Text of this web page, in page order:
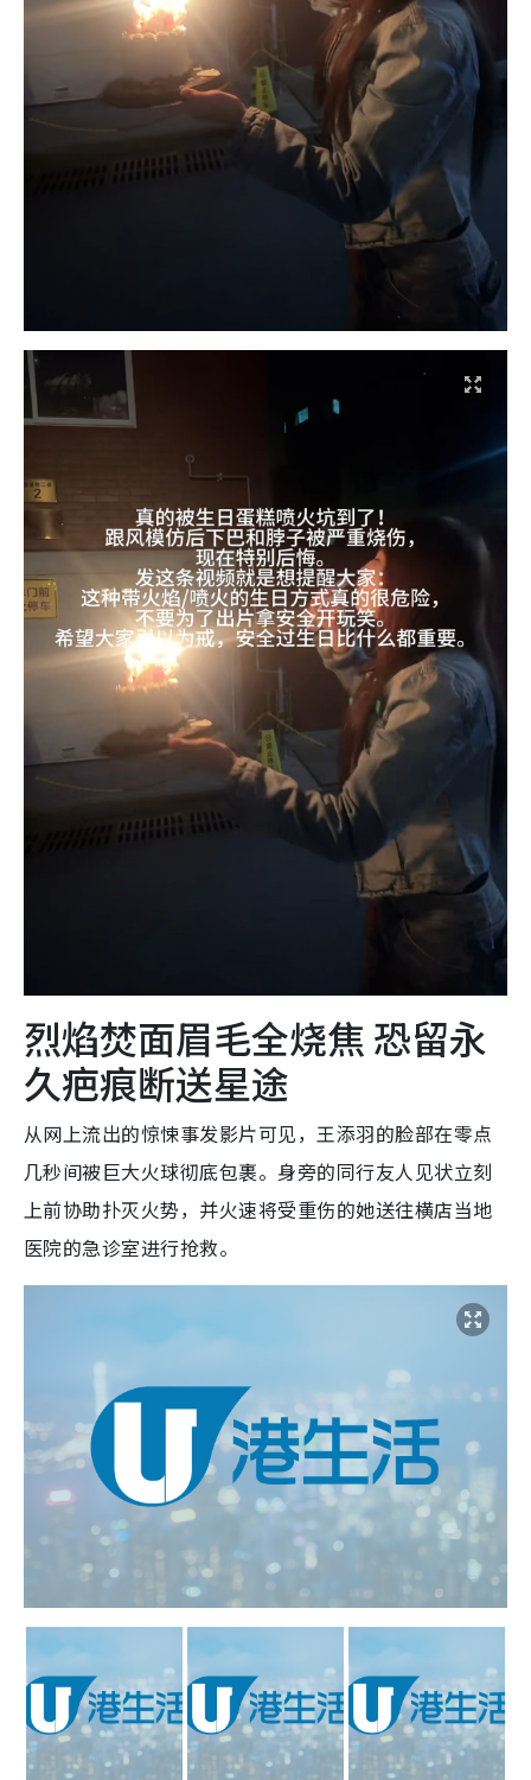
烈焰焚面眉毛全烧焦 恐留永
久疤痕断送星途
从网上流出的惊悚事发影片可见，王添羽的脸部在零点
几秒间被巨大火球彻底包裹。身旁的同行友人见状立刻
上前协助扑灭火势，并火速将受重伤的她送往横店当地
医院的急诊室进行抢救。